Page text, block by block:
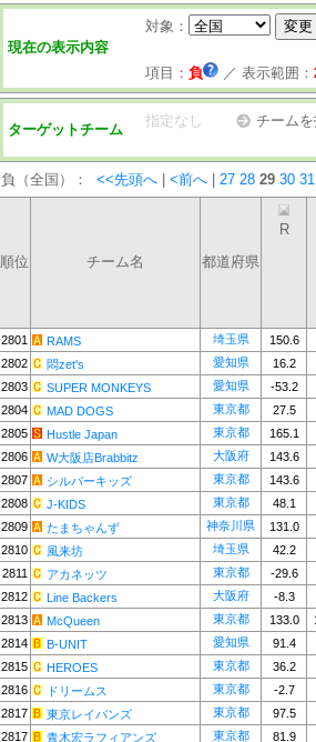
現在の表示内容
対象：
項目： 負 ／ 表示範囲：
ターゲットチーム
指定なし チーム
負（全国）： <<先頭へ <前へ 27 28 29 30 31
順位 チーム名 都道府県
R
2801 RAMS 埼玉県
150.6
2802
悶zet's 愛知県
16.2
2803
SUPER MONKEYS 愛知県
-53.2
2804
MAD DOGS 東京都
27.5
2805
Hustle Japan 東京都
165.1
2806
W大阪店Brabbitz 大阪府
143.6
2807
シルバーキッズ 東京都
143.6
2808
J-KIDS 東京都
48.1
2809
たまちゃんず 神奈川県
131.0
2810
風来坊 埼玉県
42.2
2811
アカネッツ 東京都
-29.6
2812
Line Backers 大阪府
-8.3
2813
McQueen 東京都 133.0
2814
B-UNIT 愛知県
91.4
2815
HEROES 東京都
36.2
2816
ドリームス 東京都
-2.7
2817
東京レイバンズ 東京都
97.5
2817
青木宏ラフィアンズ 東京都
81.9